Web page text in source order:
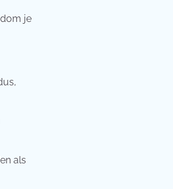
je
als